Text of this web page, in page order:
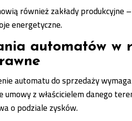
również zakłady
energetyczne.
automatów w
automatu do sprzedaży
umowy z właścicielem danego
o podziale zysków.